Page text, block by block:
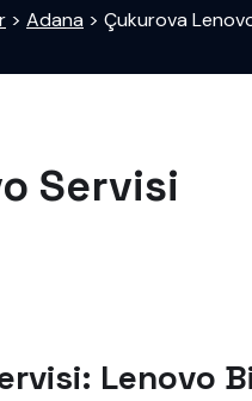
> Adana > Çukurova
Servisi
Lenovo